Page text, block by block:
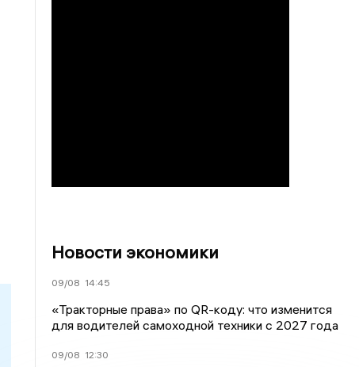
Новости экономики
09/08 14:45
«Тракторные права» по QR-коду: что изменится
для водителей самоходной техники с 2027 года
09/08 12:30